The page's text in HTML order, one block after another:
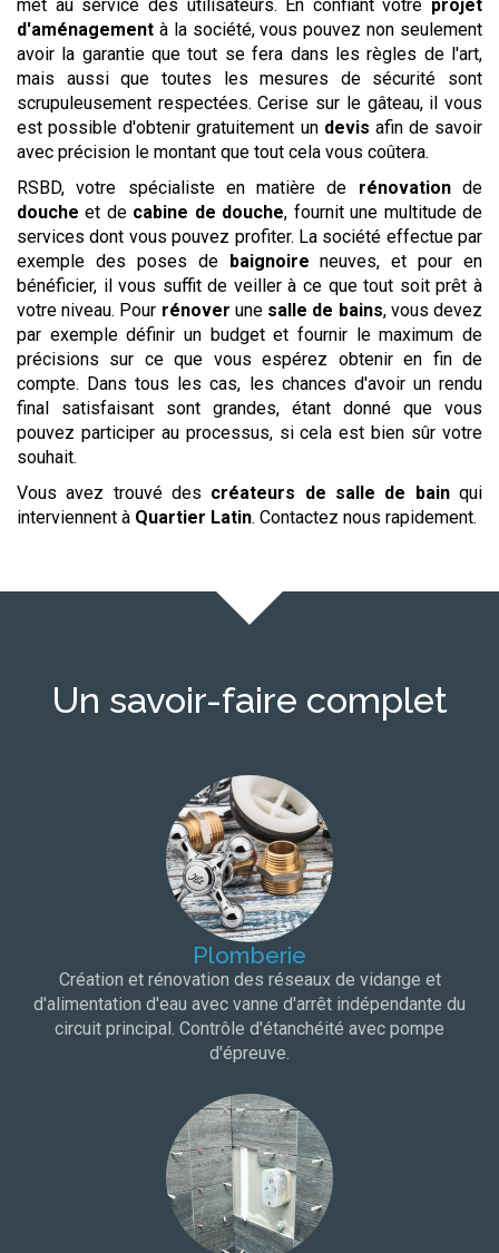
met au service des utilisateurs. En confiant votre projet
d'aménagement à la société, vous pouvez non seulement
avoir la garantie que tout se fera dans les règles de l'art,
mais aussi que toutes les mesures de sécurité sont
scrupuleusement respectées. Cerise sur le gâteau, il vous
est possible d'obtenir gratuitement un devis afin de savoir
avec précision le montant que tout cela vous coûtera.
RSBD, votre spécialiste en matière de rénovationde
douche et de cabine de douche, fournit une multitude de
services dont vous pouvez profiter. La société effectue par
exemple des poses de
baignoire neuves, et pour en
bénéficier, il vous suffit de veiller à ce que tout soit prêt à
votre niveau. Pour rénover une salle de bains, vous devez
par exemple définir un budget et fournir le maximum de
précisions sur ce que vous espérez obtenir en fin de
compte. Dans tous les cas, les chances d'avoir un rendu
final satisfaisant sont grandes, étant donné que vous
pouvez participer au processus, si cela est bien sûr votre
souhait.
Vous avez trouvé des créateurs de salle de bainqui
interviennent à Quartier Latin. Contactez nous rapidement.
Un savoir-faire complet
Plomberie
Création et rénovation des réseaux de vidange et
d'alimentation d'eau avec vanne d'arrêt indépendante du
circuit principal. Contrôle d'étanchéité avec pompe
d'épreuve.